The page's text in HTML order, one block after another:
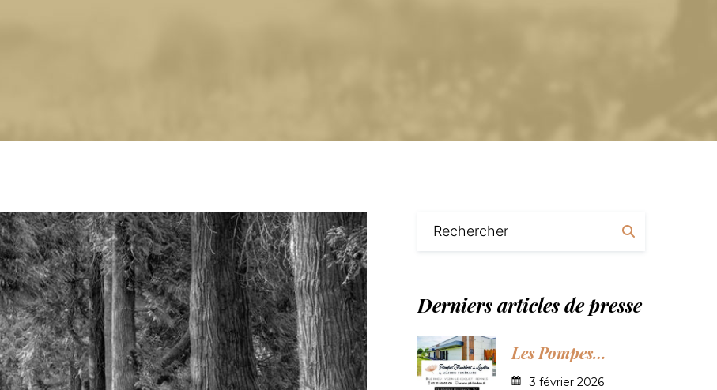
Derniers articles de presse
Les Pompes
Funèbres du
3 février 2026